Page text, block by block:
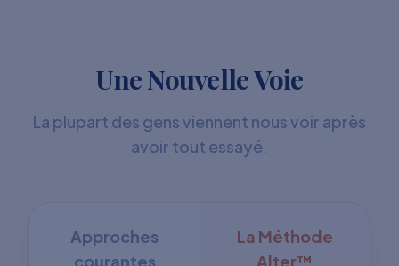
Une Nouvelle Voie
La plupart des gens viennent nous voir après
avoir tout essayé.
Approches
courantes
La Méthode
Alter™